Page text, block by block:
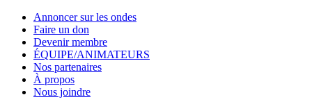
Annoncer sur les ondes
Faire un don
Devenir membre
ÉQUIPE/ANIMATEURS
Nos partenaires
À propos
Nous joindre